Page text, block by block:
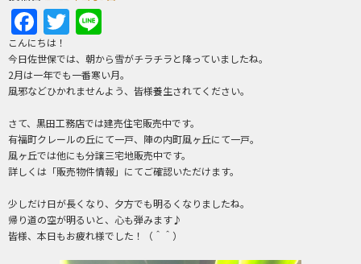
Facebook
Twitter
こんにちは！
今日佐世保では、朝から雪がチラチラと降っていましたね。
2月は一年でも一番寒い月。
風邪などひかれませんよう、皆様養生されてください。
さて、黒田工務店では建売住宅販売中です。
有福町クレールの丘にて一戸、陣の内町風ヶ丘にて一戸。
風ヶ丘では他にも分譲三宅地販売中です。
詳しくは「販売物件情報」にてご確認いただけます。
少しだけ日が長くなり、夕方でも明るくなりましたね。
帰り道の空が明るいと、心も弾みます♪
皆様、本日もお疲れ様でした！（＾＾）